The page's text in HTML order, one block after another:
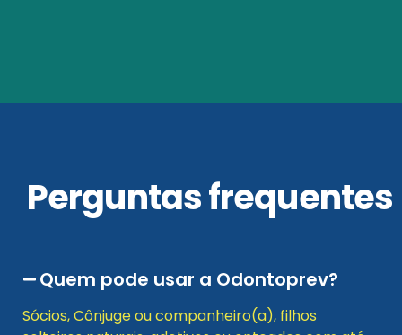
Perguntas frequentes
Quem pode usar a Odontoprev?
Sócios, Cônjuge ou companheiro(a), filhos